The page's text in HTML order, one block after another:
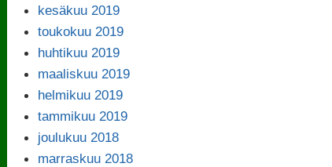
kesäkuu 2019
toukokuu 2019
huhtikuu 2019
maaliskuu 2019
helmikuu 2019
tammikuu 2019
joulukuu 2018
marraskuu 2018